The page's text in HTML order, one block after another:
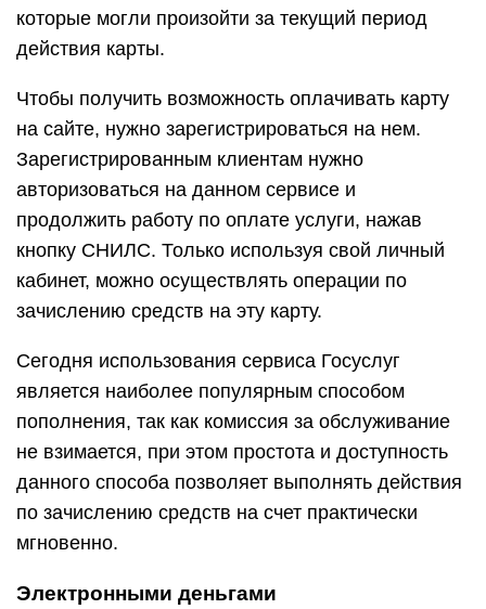
которые могли произойти за текущий период
действия карты.
Чтобы получить возможность оплачивать карту
на сайте, нужно зарегистрироваться на нем.
Зарегистрированным клиентам нужно
авторизоваться на данном сервисе и
продолжить работу по оплате услуги, нажав
кнопку СНИЛС. Только используя свой личный
кабинет, можно осуществлять операции по
зачислению средств на эту карту.
Сегодня использования сервиса Госуслуг
является наиболее популярным способом
пополнения, так как комиссия за обслуживание
не взимается, при этом простота и доступность
данного способа позволяет выполнять действия
по зачислению средств на счет практически
мгновенно.
Электронными деньгами